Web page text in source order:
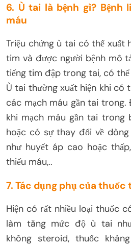
6. Ù tai là bệnh gì? Bệnh
máu
Triệu chứng ù tai có thể xuất
tim và được người bệnh mô
tiếng tim đập trong tai, có
Ù tai thường xuất hiện khi có
các mạch máu gần tai trong.
khi mạch máu gần tai trong
hoặc có sự thay đổi về
như huyết áp cao hoặc
thiếu máu,..
7. Tác dụng phụ của thuốc
Hiện có rất nhiều loại thuốc
làm tăng mức độ ù tai
không steroid, thuốc